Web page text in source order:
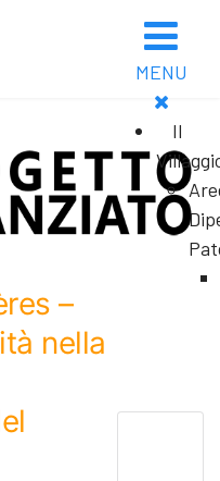
MENU
Il
–
nella